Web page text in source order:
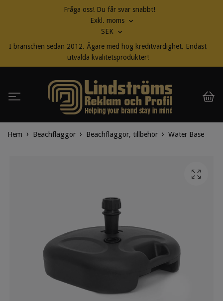
Fråga oss! Du får svar snabbt!
Exkl. moms
SEK
I branschen sedan 2012. Ägare med hög kreditvärdighet. Endast
utvalda kvalitetsprodukter!
Hem Beachflaggor Beachflaggor, tillbehör Water Base